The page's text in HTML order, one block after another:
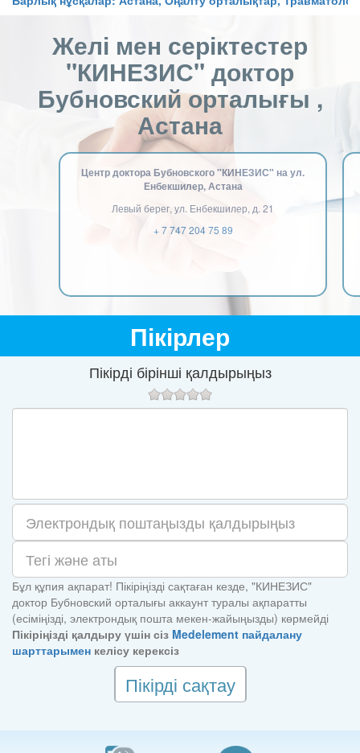
Желі мен серіктестер
"КИНЕЗИС" доктор
Бубновский орталығы ,
Астана
Центр доктора Бубновского "КИНЕЗИС" на ул.
Енбекшилер, Астана
Левый берег, ул. Енбекшилер, д. 21
+ 7 747 204 75 89
Пікірлер
Пікірді бірінші қалдырыңыз
Бұл құпия ақпарат! Пікіріңізді сақтаған кезде, "КИНЕЗИС"
доктор Бубновский орталығы аккаунт туралы ақпаратты
(есіміңізді, электрондық пошта мекен-жайыңызды) көрмейді
Пікіріңізді қалдыру үшін сіз Medelement пайдалану
шарттарымен келісу керексіз
Пікірді сақтау